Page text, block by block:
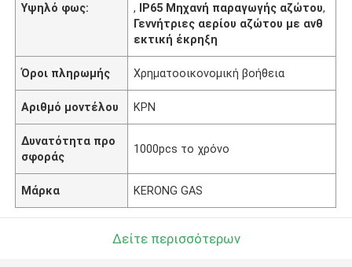
Υψηλό φως:
, IP65 Μηχανή παραγωγής αζώτου,
Γεννήτριες αερίου αζώτου με ανθ
εκτική έκρηξη
Όροι πληρωμής Χρηματοοικονομική βοήθεια
Αριθμό μοντέλου ΚΡΝ
Δυνατότητα προ
σφοράς
1000pcs το χρόνο
Μάρκα KERONG GAS
Δείτε περισσότερων